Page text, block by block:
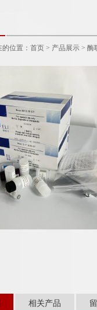
位置： 首页 > 产品展示 > 酶
相关产品